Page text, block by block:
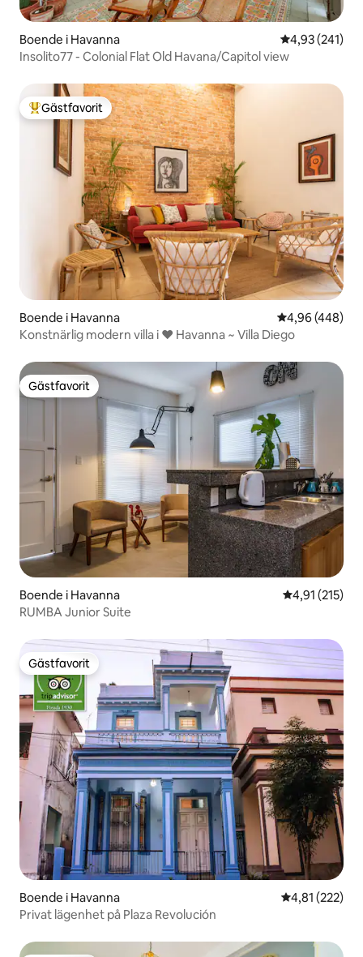
Boende i Havanna 4,93 av 5 i
4,93 (241)
Insolito77 - Colonial Flat Old Havana/Capitol view
Populär gästfavorit
Gästfavorit
Boende i Havanna 4,96 av 5 i
4,96 (448)
Konstnärlig modern villa i ❤️ Havanna ~ Villa Diego
Gästfavorit
Gästfavorit
Boende i Havanna 4,91 av 5 i
4,91 (215)
RUMBA Junior Suite
Gästfavorit
Gästfavorit
Boende i Havanna 4,81 av 5 i
4,81 (222)
Privat lägenhet på Plaza Revolución